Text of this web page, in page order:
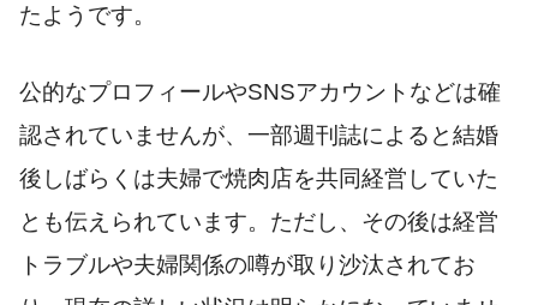
たようです。
公的なプロフィールやSNSアカウントなどは確
認されていませんが、一部週刊誌によると結婚
後しばらくは夫婦で焼肉店を共同経営していた
とも伝えられています。ただし、その後は経営
トラブルや夫婦関係の噂が取り沙汰されてお